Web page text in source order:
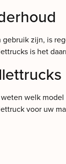
zijn, is
is het
welk
voor uw